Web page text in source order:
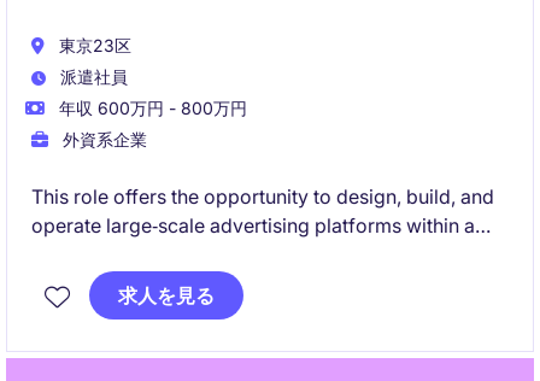
東京23区
派遣社員
年収 600万円 - 800万円
外資系企業
This role offers the opportunity to design, build, and
operate large‑scale advertising platforms within a
ownership across the full development lifecycle
while collaborating with diverse, international
求人を見る